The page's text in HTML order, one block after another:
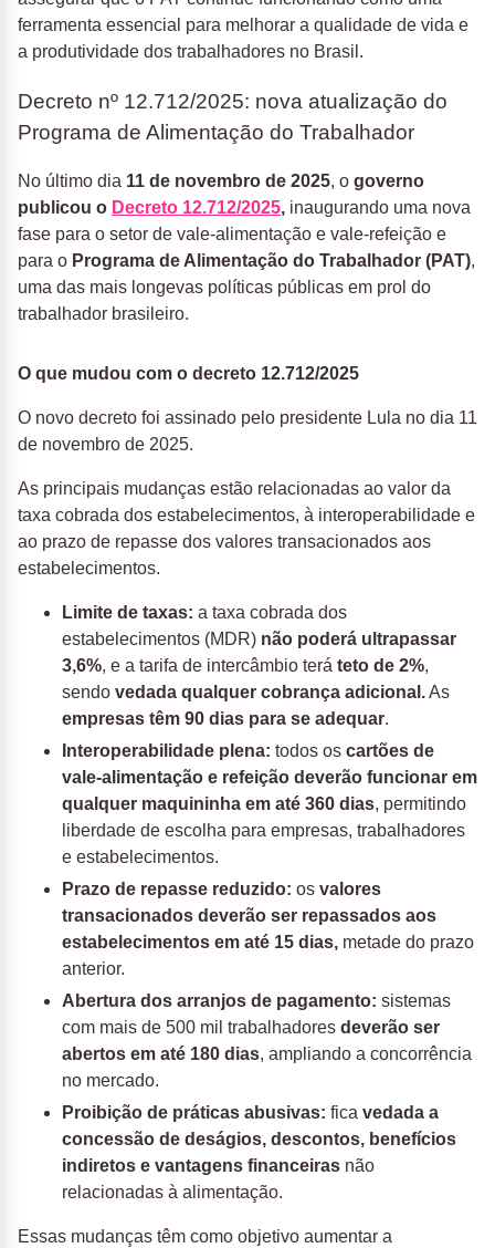
ferramenta essencial para melhorar a qualidade de vida e
a produtividade dos trabalhadores no Brasil.
Decreto nº 12.712/2025: nova atualização do
Programa de Alimentação do Trabalhador
No último dia 11 de novembro de 2025, o governo
publicou o Decreto 12.712/2025, inaugurando uma nova
fase para o setor de vale-alimentação e vale-refeição e
para o Programa de Alimentação do Trabalhador (PAT),
uma das mais longevas políticas públicas em prol do
trabalhador brasileiro.
O que mudou com o decreto 12.712/2025
O novo decreto foi assinado pelo presidente Lula no dia 11
de novembro de 2025.
As principais mudanças estão relacionadas ao valor da
taxa cobrada dos estabelecimentos, à interoperabilidade e
ao prazo de repasse dos valores transacionados aos
estabelecimentos.
Limite de taxas: a taxa cobrada dos
estabelecimentos (MDR) não poderá ultrapassar
3,6%, e a tarifa de intercâmbio terá teto de 2%,
sendo vedada qualquer cobrança adicional.As
empresas têm 90 dias para se adequar.
Interoperabilidade plena: todos os cartões de
vale-alimentação e refeição deverão funcionar em
qualquer maquininha em até 360 dias, permitindo
liberdade de escolha para empresas, trabalhadores
e estabelecimentos.
Prazo de repasse reduzido: os valores
transacionados deverão ser repassados aos
estabelecimentos em até 15 dias, metade do prazo
anterior.
Abertura dos arranjos de pagamento: sistemas
com mais de 500 mil trabalhadores deverão ser
abertos em até 180 dias, ampliando a concorrência
no mercado.
Proibição de práticas abusivas: fica vedada a
concessão de deságios, descontos, benefícios
indiretos e vantagens financeiras não
relacionadas à alimentação.
Essas mudanças têm como objetivo aumentar a